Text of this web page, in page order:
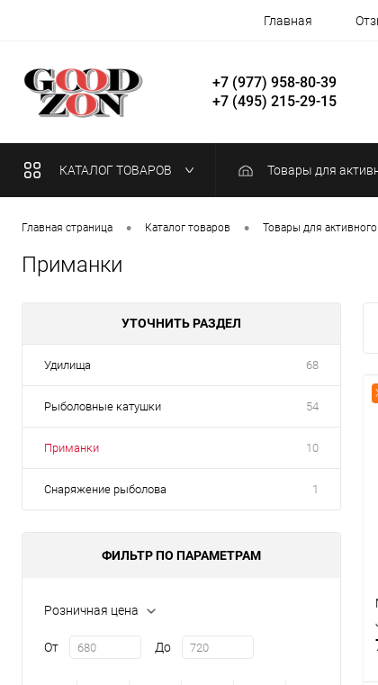
Главная
+7 (977) 958-80-39
+7 (495) 215-29-15
КАТАЛОГ ТОВАРОВ Товары для
Главная страница • Каталог товаров • Товары для
Приманки
УТОЧНИТЬ РАЗДЕЛ
Удилища 68
Рыболовные катушки 54
Приманки 10
Снаряжение рыболова 1
ФИЛЬТР ПО ПАРАМЕТРАМ
Розничная цена
От До